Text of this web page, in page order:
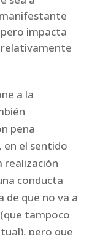
impacta
a la
pena
el sentido
realización
conducta
de que no va a
tampoco
pero que